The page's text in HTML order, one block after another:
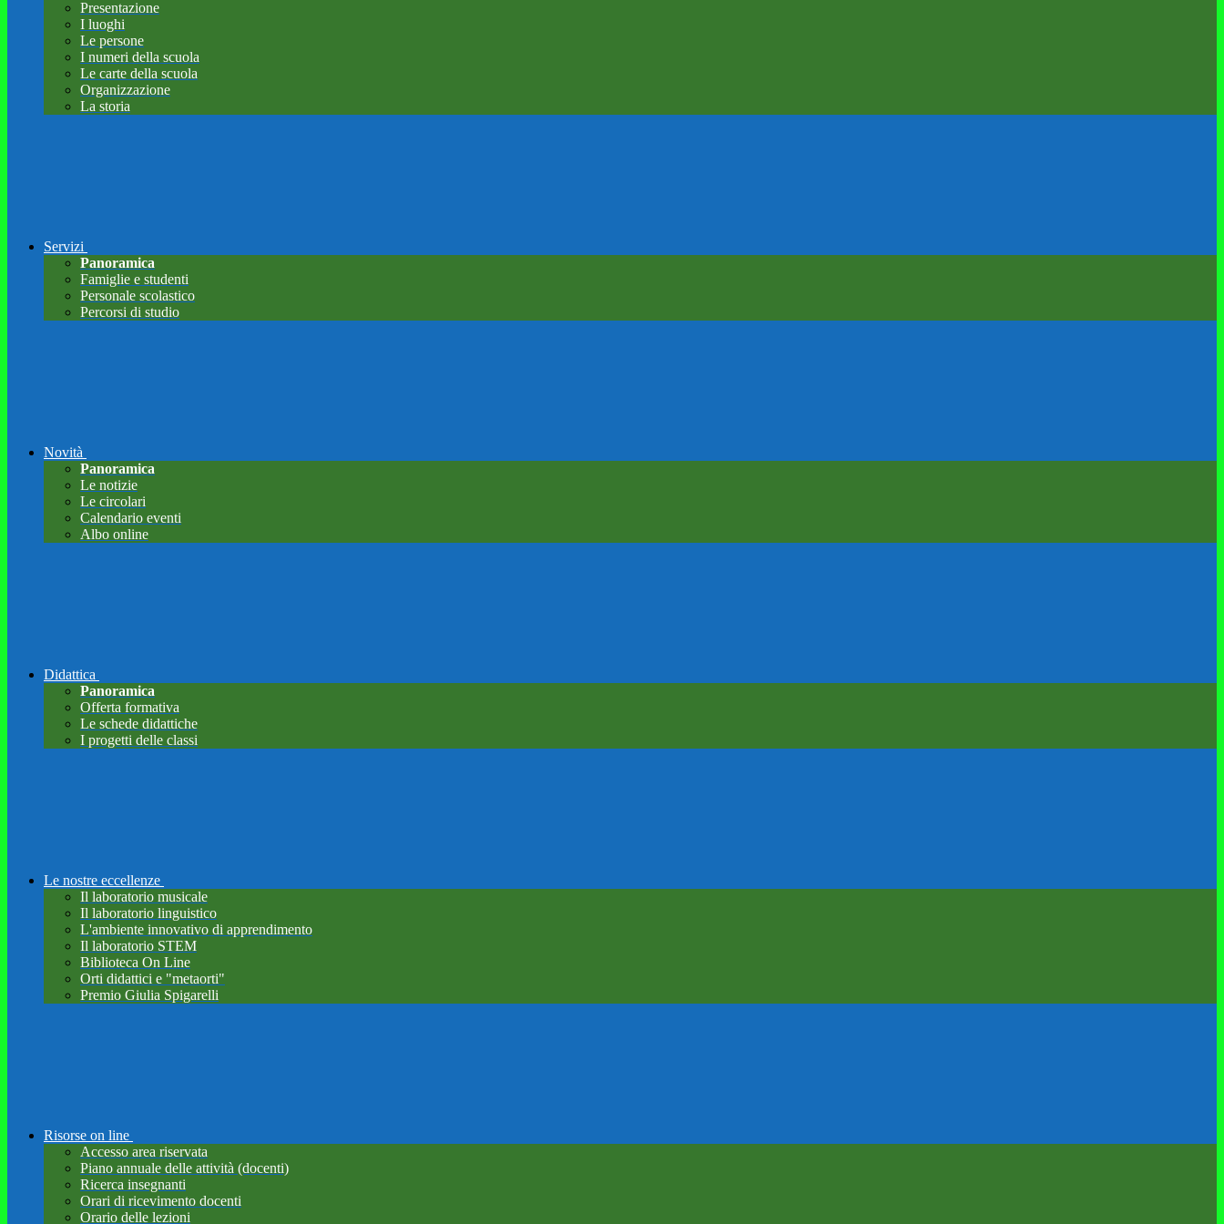
Presentazione
I luoghi
Le persone
I numeri della scuola
Le carte della scuola
Organizzazione
La storia
Servizi
Panoramica
Famiglie e studenti
Personale scolastico
Percorsi di studio
Novità
Panoramica
Le notizie
Le circolari
Calendario eventi
Albo online
Didattica
Panoramica
Offerta formativa
Le schede didattiche
I progetti delle classi
Le nostre eccellenze
Il laboratorio musicale
Il laboratorio linguistico
L'ambiente innovativo di apprendimento
Il laboratorio STEM
Biblioteca On Line
Orti didattici e "metaorti"
Premio Giulia Spigarelli
Risorse on line
Accesso area riservata
Piano annuale delle attività (docenti)
Ricerca insegnanti
Orari di ricevimento docenti
Orario delle lezioni